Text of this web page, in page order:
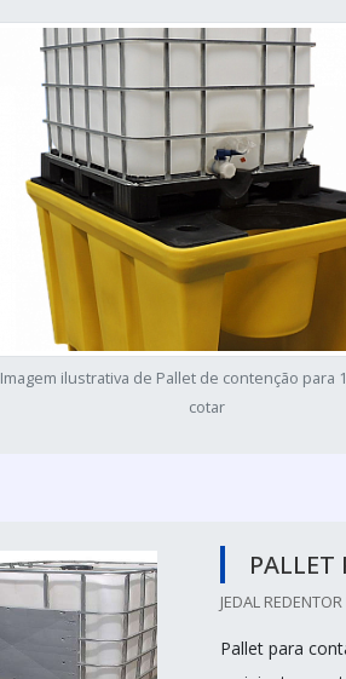
Imagem ilustrativa de Pallet de contenção para
cotar
PALLET
JEDAL
Pallet para